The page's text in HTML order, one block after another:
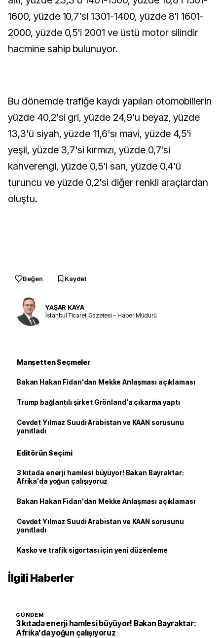
1600, yüzde 10,7'si 1301-1400, yüzde 8'i 1601-
2000, yüzde 0,5'i 2001 ve üstü motor silindir
hacmine sahip bulunuyor.
Bu dönemde trafiğe kaydı yapılan otomobillerin
yüzde 40,2'si gri, yüzde 24,9'u beyaz, yüzde
13,3'ü siyah, yüzde 11,6'sı mavi, yüzde 4,5'i
yeşil, yüzde 3,7'si kırmızı, yüzde 0,7'si
kahverengi, yüzde 0,5'i sarı, yüzde 0,4'ü
turuncu ve yüzde 0,2'si diğer renkli araçlardan
oluştu.
Beğen Kaydet
YAŞAR KAYA
İstanbul Ticaret Gazetesi – Haber Müdürü
Manşetten Seçmeler
Bakan Hakan Fidan'dan Mekke Anlaşması açıklaması
Trump bağlantılı şirket Grönland'a çıkarma yaptı
Cevdet Yılmaz Suudi Arabistan ve KAAN sorusunu
yanıtladı
Editörün Seçimi
3 kıtada enerji hamlesi büyüyor! Bakan Bayraktar:
Afrika'da yoğun çalışıyoruz
Bakan Hakan Fidan'dan Mekke Anlaşması açıklaması
Cevdet Yılmaz Suudi Arabistan ve KAAN sorusunu
yanıtladı
Kasko ve trafik sigortası için yeni düzenleme
İlgili Haberler
GÜNDEM
3 kıtada enerji hamlesi büyüyor! Bakan Bayraktar:
Afrika'da yoğun çalışıyoruz